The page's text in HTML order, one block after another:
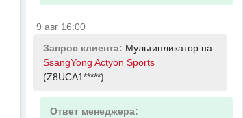
9 авг 16:00
Запрос клиента: Мультипликатор на
SsangYong Actyon Sports
(Z8UCA1*****)
Ответ менеджера: